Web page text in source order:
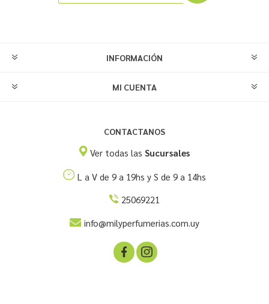
INFORMACIÓN
MI CUENTA
CONTACTANOS
Ver todas las Sucursales
L a V de 9 a 19hs y S de 9 a 14hs
25069221
info@milyperfumerias.com.uy